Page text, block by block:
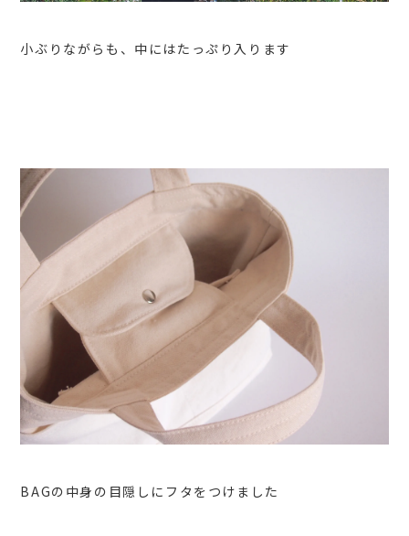
小ぶりながらも、中にはたっぷり入ります
BAGの中身の目隠しにフタをつけました